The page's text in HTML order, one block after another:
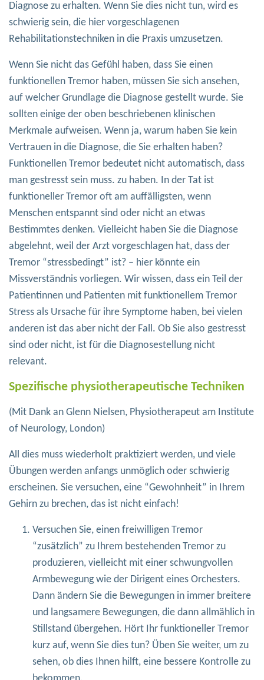
Diagnose zu erhalten. Wenn Sie dies nicht tun, wird es
schwierig sein, die hier vorgeschlagenen
Rehabilitationstechniken in die Praxis umzusetzen.
Wenn Sie nicht das Gefühl haben, dass Sie einen
funktionellen Tremor haben, müssen Sie sich ansehen,
auf welcher Grundlage die Diagnose gestellt wurde. Sie
sollten einige der oben beschriebenen klinischen
Merkmale aufweisen. Wenn ja, warum haben Sie kein
Vertrauen in die Diagnose, die Sie erhalten haben?
Funktionellen Tremor bedeutet nicht automatisch, dass
man gestresst sein muss. zu haben. In der Tat ist
funktioneller Tremor oft am auffälligsten, wenn
Menschen entspannt sind oder nicht an etwas
Bestimmtes denken. Vielleicht haben Sie die Diagnose
abgelehnt, weil der Arzt vorgeschlagen hat, dass der
Tremor “stressbedingt” ist? – hier könnte ein
Missverständnis vorliegen. Wir wissen, dass ein Teil der
Patientinnen und Patienten mit funktionellem Tremor
Stress als Ursache für ihre Symptome haben, bei vielen
anderen ist das aber nicht der Fall. Ob Sie also gestresst
sind oder nicht, ist für die Diagnosestellung nicht
relevant.
Spezifische physiotherapeutische Techniken
(Mit Dank an Glenn Nielsen, Physiotherapeut am Institute
of Neurology, London)
All dies muss wiederholt praktiziert werden, und viele
Übungen werden anfangs unmöglich oder schwierig
erscheinen. Sie versuchen, eine “Gewohnheit” in Ihrem
Gehirn zu brechen, das ist nicht einfach!
Versuchen Sie, einen freiwilligen Tremor
“zusätzlich” zu Ihrem bestehenden Tremor zu
produzieren, vielleicht mit einer schwungvollen
Armbewegung wie der Dirigent eines Orchesters.
Dann ändern Sie die Bewegungen in immer breitere
und langsamere Bewegungen, die dann allmählich in
Stillstand übergehen. Hört Ihr funktioneller Tremor
kurz auf, wenn Sie dies tun? Üben Sie weiter, um zu
sehen, ob dies Ihnen hilft, eine bessere Kontrolle zu